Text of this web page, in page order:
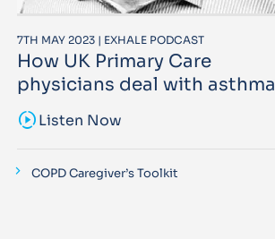
7TH MAY 2023 | EXHALE PODCAST
How UK Primary Care
physicians deal with asthma
sound_samplerListen Now
COPD Caregiver’s Toolkit